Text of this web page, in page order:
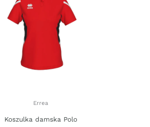
Errea
Koszulka damska Polo